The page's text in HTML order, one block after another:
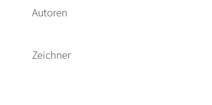
Autoren
Zeichner